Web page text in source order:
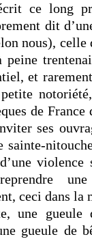
ce long
dit
nous),
peine
et
de
ses
sainte-
ceci dans la
une
gueule de